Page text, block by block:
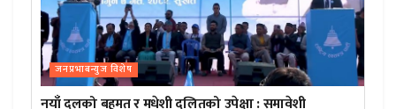
जनप्रभाबन्युज विशेष